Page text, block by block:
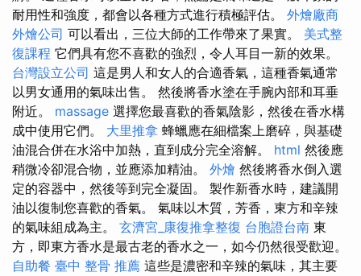
耐用性和強度，都會以各種方式進行積極評估。 外燴廠商
外燴公司 可以看出，三位大師的工作帶來了果實。 美式整
復課程 它們具有您不喜歡的強烈，令人耳目一新的效果。
台灣設立公司 這是男人和女人的合適香氣，這種香氣通常
以男女通用的氣味出售。 然後將香水塗在手腕內部和耳垂
附近。 massage 選擇您最喜歡的香氣陰影，然後在香水構
成中使用它們。 大里推拿 蜂蠟應在細檔案上磨碎，與基礎
油混合併在水浴中加熱，直到成分完全溶解。 html 然後應
稍微冷卻混合物，並應添加精油。 外燴 然後將香水倒入選
定的容器中，然後等到完全凝固。 製作新香水時，建議開
油以復制您喜歡的香氣。 氣味以木質，芳香，東方和辛辣
的氣味組成為主。 玄濟宮_康復推拿整復 台胞證台南 東
方，即東方香水是最古老的香水之一，如今仍然很受歡迎。
自助餐 臺中 整骨 推薦 這些是濃密和辛辣的氣味，其主要